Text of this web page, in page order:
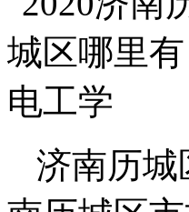
济南历城